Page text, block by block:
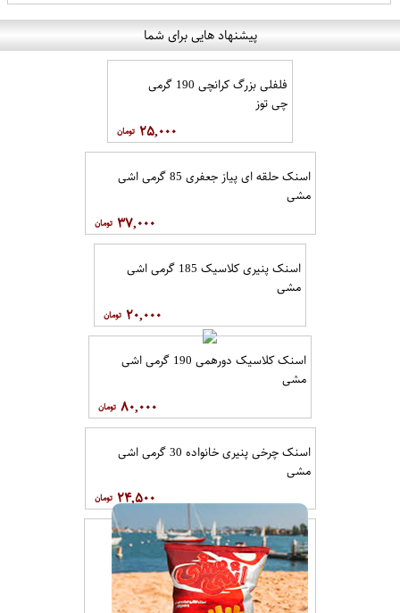
پیشنهاد هایی برای شما
فلفلی بزرگ کرانچی 190 گرمی
چی توز
۲۵,۰۰۰
اسنک حلقه ای پیاز جعفری 85 گرمی اشی
مشی
۳۷,۰۰۰
اسنک پنیری کلاسیک 185 گرمی اشی
مشی
۲۰,۰۰۰
اسنک کلاسیک دورهمی 190 گرمی اشی
مشی
۸۰,۰۰۰
اسنک چرخی پنیری خانواده 30 گرمی اشی
مشی
۲۴,۵۰۰